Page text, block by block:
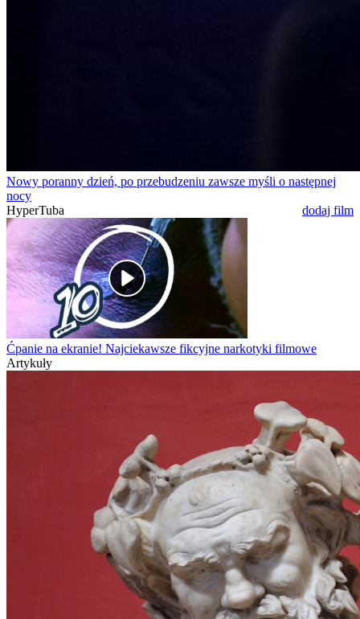
Nowy poranny dzień, po przebudzeniu zawsze myśli o następnej
nocy
HyperTuba
dodaj film
Ćpanie na ekranie! Najciekawsze fikcyjne narkotyki filmowe
Artykuły